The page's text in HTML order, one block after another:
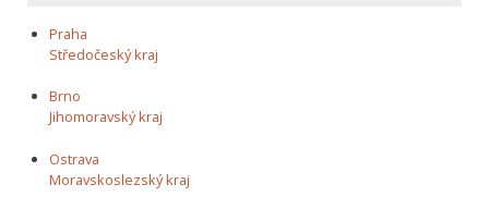
Praha
Středočeský kraj
Brno
Jihomoravský kraj
Ostrava
Moravskoslezský kraj